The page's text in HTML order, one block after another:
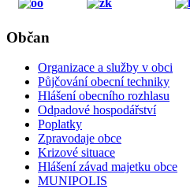
Občan
Organizace a služby v obci
Půjčování obecní techniky
Hlášení obecního rozhlasu
Odpadové hospodářství
Poplatky
Zpravodaje obce
Krizové situace
Hlášení závad majetku obce
MUNIPOLIS